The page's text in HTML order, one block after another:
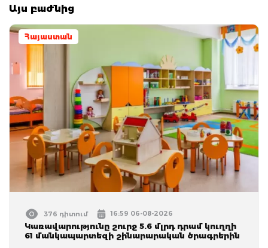
Այս բաժնից
Հայաստան
376 դիտում 16:59 06-08-2026
Կառավարությունը շուրջ 5.6 մլրդ դրամ կուղղի
61 մանկապարտեզի շինարարական ծրագրերին